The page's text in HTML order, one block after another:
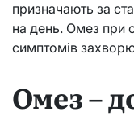
призначають за
на день. Омез при
симптомів
Омез –